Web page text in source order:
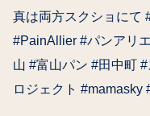
真は両方スクショにて
#PainAllier #パンアリ
山 #富山パン #田中町
ロジェクト #mamasky